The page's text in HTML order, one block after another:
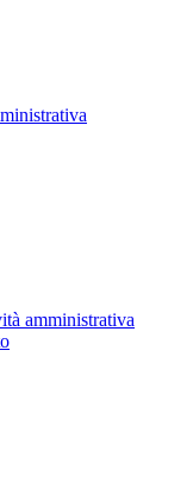
amministrativa